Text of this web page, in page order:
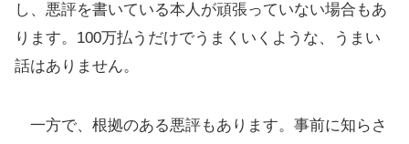
し、悪評を書いている本人が頑張っていない場合もあ
ります。100万払うだけでうまくいくような、うまい
話はありません。
一方で、根拠のある悪評もあります。事前に知らさ